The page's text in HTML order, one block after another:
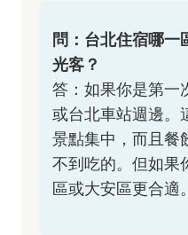
問：台北住宿哪一
光客？
答：如果你是第一
或台北車站週邊。
景點集中，而且餐
不到吃的。但如果
區或大安區更合適。